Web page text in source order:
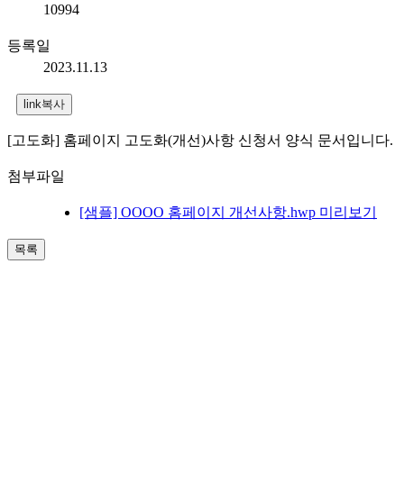
10994
등록일
2023.11.13
[고도화] 홈페이지 고도화(개선)사항 신청서 양식 문서입니다.
첨부파일
[샘플] OOOO 홈페이지 개선사항.hwp 미리보기